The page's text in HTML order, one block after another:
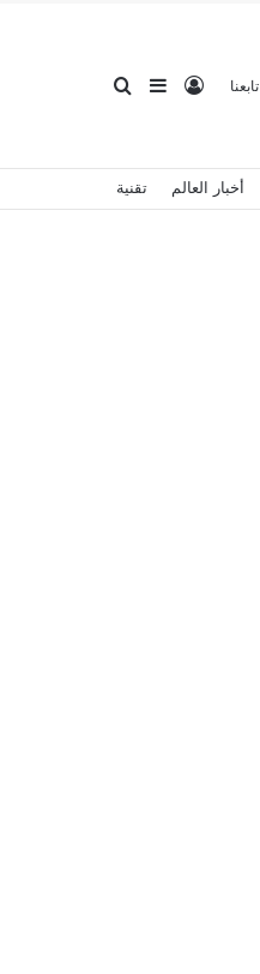
بحثإضافةتسجيل تابعنا
أخبار العالم تقنية